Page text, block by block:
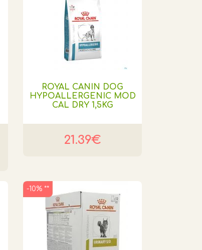
ROYAL CANIN DOG
HYPOALLERGENIC MOD
CAL DRY 1,5KG
21.39€
-10% **